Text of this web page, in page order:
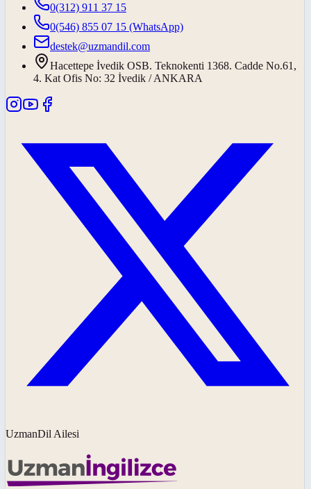
0(312) 911 37 15
0(546) 855 07 15 (WhatsApp)
destek@uzmandil.com
Hacettepe İvedik OSB. Teknokenti 1368. Cadde No.61,
4. Kat Ofis No: 32 İvedik / ANKARA
UzmanDil Ailesi